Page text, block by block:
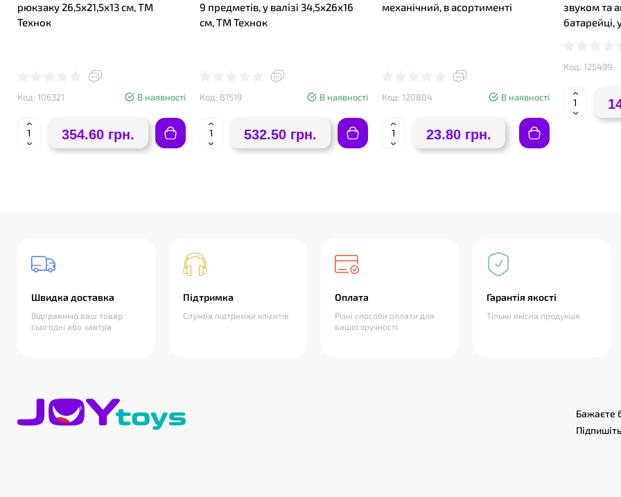
рюкзаку 26,5х21,5х13 см, ТМ
Технок
Код: 106321 В наявності
354.60 грн.
9 предметів, у валізі 34,5х26х16
см, ТМ Технок
Код: 81519 В наявності
532.50 грн.
механічний, в асортименті
Код: 120804 В наявності
23.80 грн.
звуком та
батарейці,
Код: 125499
Швидка доставка
Відправимо ваш товар
сьогодні або завтра
Підтримка
Служба підтримки клієнтів
Оплата
Різні способи оплати для
вашої зручності
Гарантія якості
Тільки якісна продукція
Бажаєте